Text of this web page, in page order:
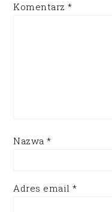
Komentarz*
Nazwa*
Adres email*